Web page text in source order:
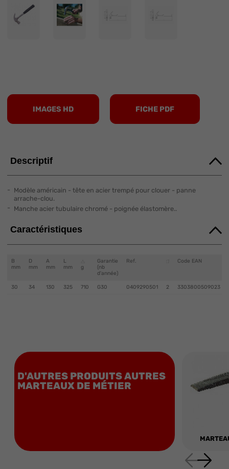
IMAGES HD FICHE PDF
Descriptif
Modèle américain - tête en acier trempé pour clouer - panne
arrache-clou.
Manche acier tubulaire chromé - poignée élastomère..
Caractéristiques
B
mm
D
mm
A
mm
L
mm
g
Garantie
(nb
d'année)
Ref. Code EAN
30 34 130 325 710 G30 0409290501 2 3303800509023
D'AUTRES PRODUITS AUTRES
MARTEAUX DE MÉTIER